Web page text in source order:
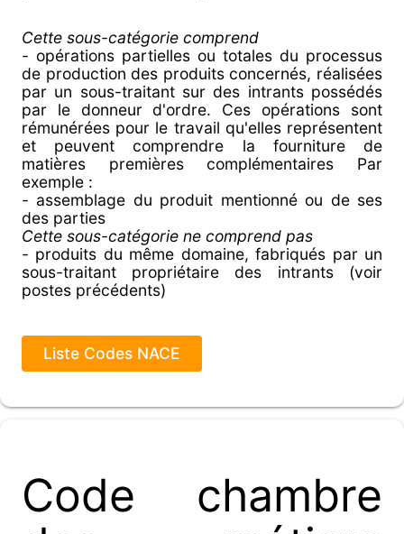
Cette sous-catégorie comprend
- opérations partielles ou totales du processus
de production des produits concernés, réalisées
par un sous-traitant sur des intrants possédés
par le donneur d'ordre. Ces opérations sont
rémunérées pour le travail qu'elles représentent
et peuvent comprendre la fourniture de
matières premières complémentaires Par
exemple :
- assemblage du produit mentionné ou de ses
des parties
Cette sous-catégorie ne comprend pas
- produits du même domaine, fabriqués par un
sous-traitant propriétaire des intrants (voir
postes précédents)
Liste Codes NACE
Code chambre